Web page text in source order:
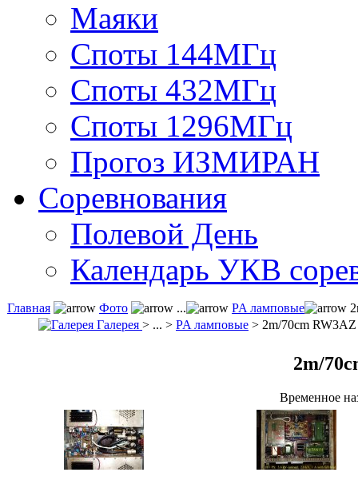
Маяки
Споты 144МГц
Споты 432МГц
Споты 1296МГц
Прогоз ИЗМИРАН
Соревнования
Полевой День
Календарь УКВ
Главная Фото ... PA ламповые
Галерея > ... > PA ламповые > 2m/70cm
2m/
Временное